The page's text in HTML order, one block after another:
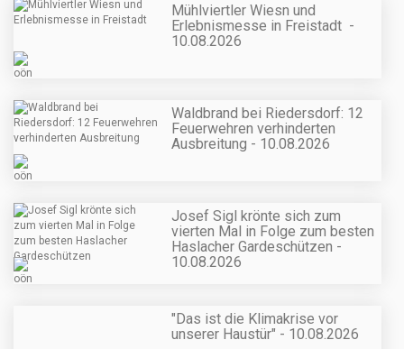
Mühlviertler Wiesn und
Erlebnismesse in Freistadt -
10.08.2026
Waldbrand bei Riedersdorf: 12
Feuerwehren verhinderten
Ausbreitung - 10.08.2026
Josef Sigl krönte sich zum
vierten Mal in Folge zum besten
Haslacher Gardeschützen -
10.08.2026
"Das ist die Klimakrise vor
unserer Haustür" - 10.08.2026